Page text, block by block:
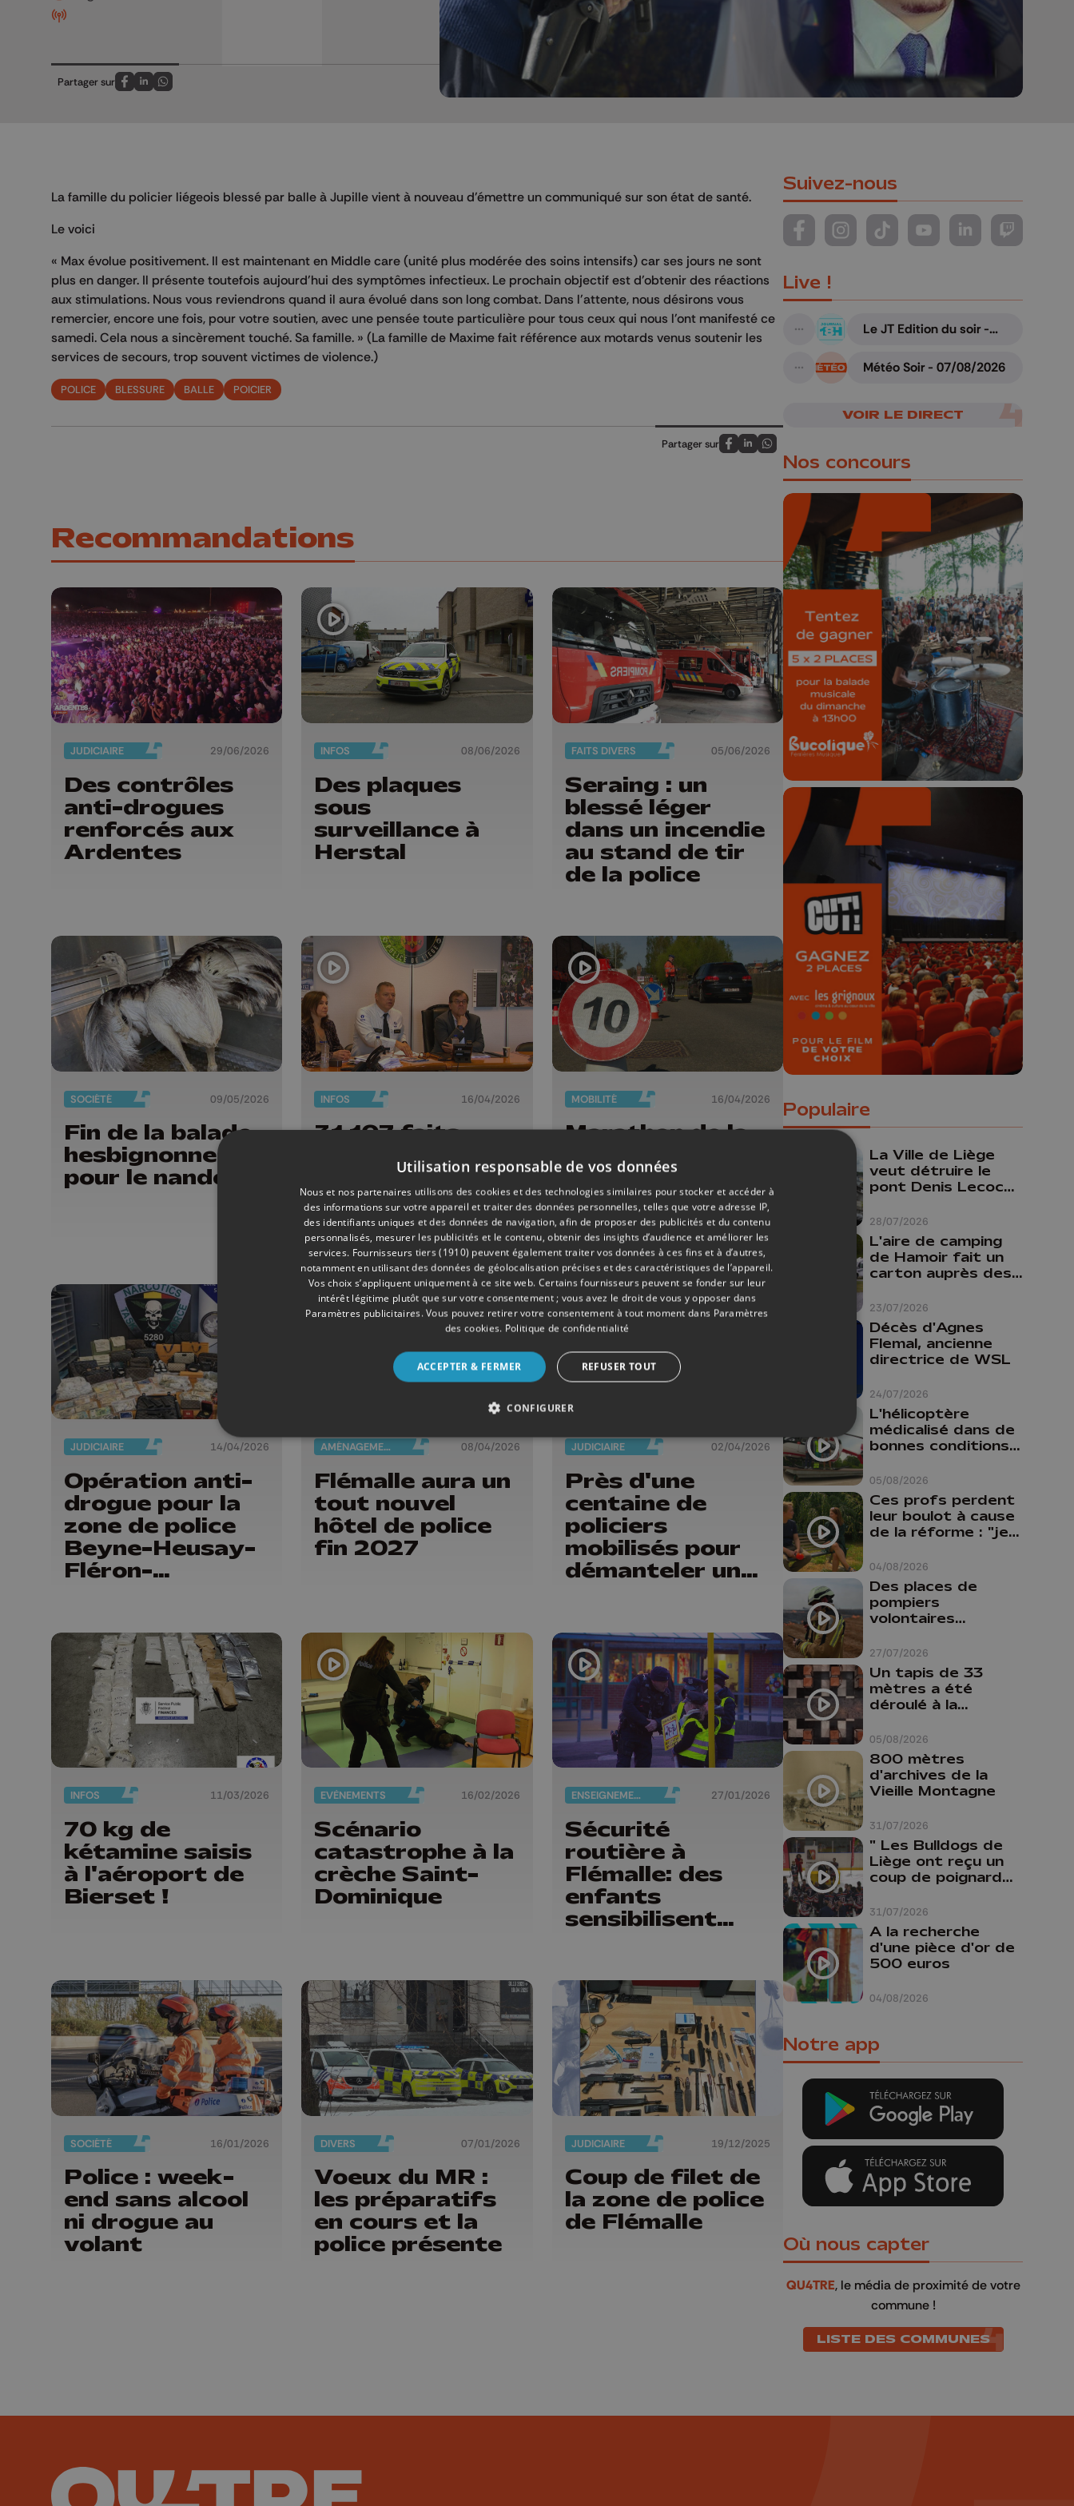
Partager sur
Partagez sur FaceBook
Partagez sur LinkedIn
Partagez sur Whatsapp
La famille du policier liégeois blessé par balle à Jupille vient à nouveau d'émettre un communiqué sur son état de santé.
Le voici
« Max évolue positivement. Il est maintenant en Middle care (unité plus modérée des soins intensifs) car ses jours ne sont
plus en danger. Il présente toutefois aujourd'hui des symptômes infectieux. Le prochain objectif est d'obtenir des réactions
aux stimulations. Nous vous reviendrons quand il aura évolué dans son long combat. Dans l'attente, nous désirons vous
remercier, encore une fois, pour votre soutien, avec une pensée toute particulière pour tous ceux qui nous l'ont manifesté ce
samedi. Cela nous a sincèrement touché. Sa famille. » (La famille de Maxime fait référence aux motards venus soutenir les
services de secours, trop souvent victimes de violence.)
POLICE BLESSURE BALLE POICIER
Partager sur
Partagez sur FaceBook
Partagez sur LinkedIn
Partagez sur Whatsapp
Recommandations
JUDICIAIRE 29/06/2026
Des contrôles
anti-drogues
renforcés aux
Ardentes
INFOS 08/06/2026
Des plaques
sous
surveillance à
Herstal
FAITS DIVERS 05/06/2026
Seraing : un
blessé léger
dans un incendie
au stand de tir
de la police
SOCIÉTÉ 09/05/2026
Fin de la balade
hesbignonne
pour le nandou
INFOS 16/04/2026
31.107 faits
criminels
recensés à Liège
en 2025
MOBILITÉ 16/04/2026
Marathon de la
vitesse : 658
points de
contrôle en
Belgique
JUDICIAIRE 14/04/2026
Opération anti-
drogue pour la
zone de police
Beyne-Heusay-
Fléron-
AMÉNAGEMENT DU TERRITOIRE 08/04/2026
Flémalle aura un
tout nouvel
hôtel de police
fin 2027
JUDICIAIRE 02/04/2026
Près d'une
centaine de
policiers
mobilisés pour
démanteler un
dans 4
communes
INFOS 11/03/2026
70 kg de
kétamine saisis
à l'aéroport de
Bierset !
EVÈNEMENTS 16/02/2026
Scénario
catastrophe à la
crèche Saint-
Dominique
ENSEIGNEMENT 27/01/2026
Sécurité
routière à
Flémalle: des
enfants
sensibilisent
SOCIÉTÉ 16/01/2026
Police : week-
end sans alcool
ni drogue au
volant
DIVERS 07/01/2026
Voeux du MR :
les préparatifs
en cours et la
police présente
JUDICIAIRE 19/12/2025
Coup de filet de
la zone de police
de Flémalle
Suivez-nous
Suivez-nous sur FaceBook
Suivez-nous sur Instagram
Suivez-nous sur TikTok
Suivez-nous sur YouTube
Suivez-nous sur
Suivez-
Live !
A suivre
Le JT Edition du soir -
A suivre
Météo Soir - 07/08/2026
VOIR LE DIRECT
Nos concours
🎁 Gagnez 5x2
places pour le
Bucolique Ferrières
Festival 🌿🎶
Concours valable jusqu'au 9 août,
23h59.
🎬 Concours CUT x
Les Grignoux ✨
Concours permanent - 2 places à
gagner chaque semaine !
Populaire
28/07/2026
La Ville de Liège
veut détruire le
pont Denis Lecocq
budget pour le
faire
23/07/2026
L'aire de camping
de Hamoir fait un
carton auprès des
24/07/2026
Décès d'Agnes
Flemal, ancienne
directrice de WSL
05/08/2026
L'hélicoptère
médicalisé dans de
bonnes conditions à
04/08/2026
Ces profs perdent
leur boulot à cause
de la réforme : "je
comme prof que
comme
pharmacienne"
27/07/2026
Des places de
pompiers
volontaires
province de Liège :
"Un citoyen qui
n'est formé ne
peut pas nous
aider"
05/08/2026
Un tapis de 33
mètres a été
déroulé à la
Liège
31/07/2026
800 mètres
d'archives de la
Vieille Montagne
31/07/2026
" Les Bulldogs de
Liège ont reçu un
coup de poignard
04/08/2026
A la recherche
d'une pièce d'or de
500 euros
Notre app
Où nous capter
QU4TRE, le média de proximité de votre
commune !
LISTE DES COMMUNES
Utilisation responsable de vos données
Nous et nos partenaires utilisons des cookies et des technologies similaires pour stocker et accéder à
des informations sur votre appareil et traiter des données personnelles, telles que votre adresse IP,
des identifiants uniques et des données de navigation, afin de proposer des publicités et du contenu
personnalisés, mesurer les publicités et le contenu, obtenir des insights d’audience et améliorer les
services. Fournisseurs tiers (1910) peuvent également traiter vos données à ces fins et à d’autres,
notamment en utilisant des données de géolocalisation précises et des caractéristiques de l’appareil.
Vos choix s’appliquent uniquement à ce site web. Certains fournisseurs peuvent se fonder sur leur
intérêt légitime plutôt que sur votre consentement ; vous avez le droit de vous y opposer dans
Paramètres publicitaires. Vous pouvez retirer votre consentement à tout moment dans Paramètres
des cookies. Politique de confidentialité
ACCEPTER & FERMER REFUSER TOUT
CONFIGURER